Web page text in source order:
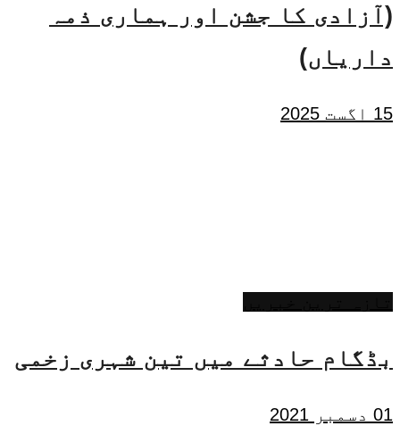
(آزادی کا جشن اور ہماری ذمہ
داریاں)
15 اگست 2025
بڈگام حادثے میں تین شہری زخمی
01 دسمبر 2021